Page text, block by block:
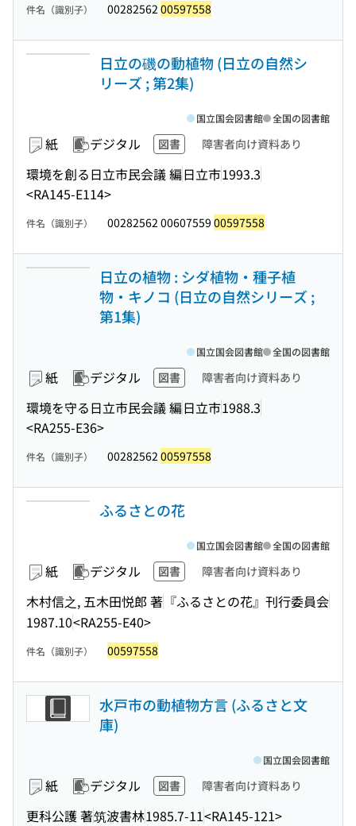
件名（識別子） 00282562 00597558
日立の磯の動植物 (日立の自然シ
リーズ ; 第2集)
紙 デジタル 図書 障害者向け資料あり
環境を創る日立市民会議 編日立市1993.3
<RA145-E114>
国立国会図書館 全国の図書館
件名（識別子） 00282562 00607559 00597558
日立の植物 : シダ植物・種子植
物・キノコ (日立の自然シリーズ ;
第1集)
紙 デジタル 図書 障害者向け資料あり
環境を守る日立市民会議 編日立市1988.3
<RA255-E36>
国立国会図書館 全国の図書館
件名（識別子） 00282562 00597558
ふるさとの花
紙 デジタル 図書 障害者向け資料あり
木村信之, 五木田悦郎 著 『ふるさとの花』刊行委員会
1987.10<RA255-E40>
国立国会図書館 全国の図書館
件名（識別子） 00597558
水戸市の動植物方言 (ふるさと文
庫)
紙 デジタル 図書 障害者向け資料あり
更科公護 著筑波書林1985.7-11<RA145-121>
国立国会図書館